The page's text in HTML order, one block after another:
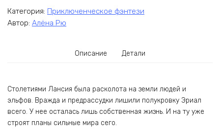
Категория: Приключенческое фэнтези
Автор: Алёна Рю
Описание Детали
Столетиями Лансия была расколота на земли людей и
эльфов. Вражда и предрассудки лишили полукровку Эриал
всего. У нее осталась лишь собственная жизнь. И на ту уже
строят планы сильные мира сего.